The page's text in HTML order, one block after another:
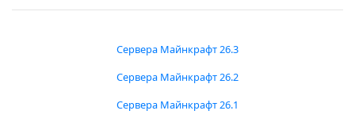
Сервера Майнкрафт 26.3
Сервера Майнкрафт 26.2
Сервера Майнкрафт 26.1